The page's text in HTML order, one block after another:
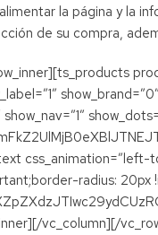
la página y la
de su compra,
show_nav=”1″
radius:
vc_column][/